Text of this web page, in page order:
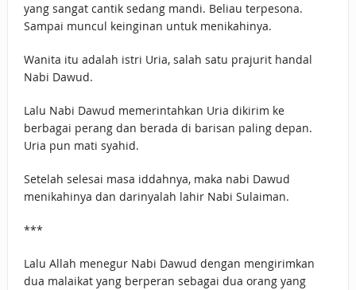
yang sangat cantik sedang mandi. Beliau terpesona.
Sampai muncul keinginan untuk menikahinya.
Wanita itu adalah istri Uria, salah satu prajurit handal
Nabi Dawud.
Lalu Nabi Dawud memerintahkan Uria dikirim ke
berbagai perang dan berada di barisan paling depan.
Uria pun mati syahid.
Setelah selesai masa iddahnya, maka nabi Dawud
menikahinya dan darinyalah lahir Nabi Sulaiman.
***
Lalu Allah menegur Nabi Dawud dengan mengirimkan
dua malaikat yang berperan sebagai dua orang yang